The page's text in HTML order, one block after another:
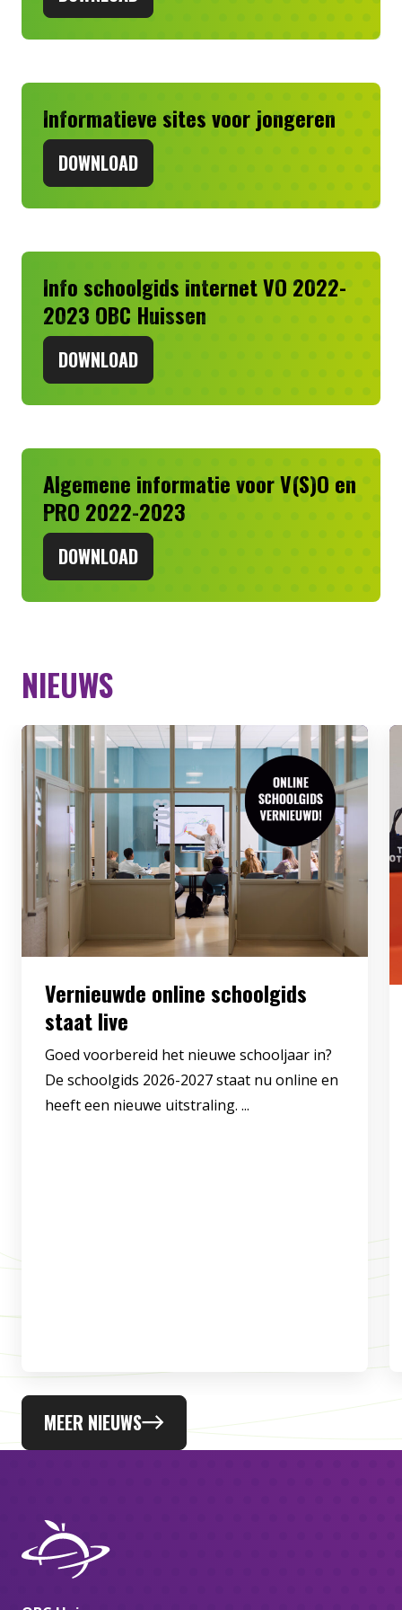
Informatieve sites voor jongeren
DOWNLOAD
Info schoolgids internet VO 2022-
2023 OBC Huissen
DOWNLOAD
Algemene informatie voor V(S)O en
PRO 2022-2023
DOWNLOAD
NIEUWS
Vernieuwde online schoolgids
staat live
Goed voorbereid het nieuwe schooljaar in?
De schoolgids 2026-2027 staat nu online en
heeft een nieuwe uitstraling. ...
MEER NIEUWS